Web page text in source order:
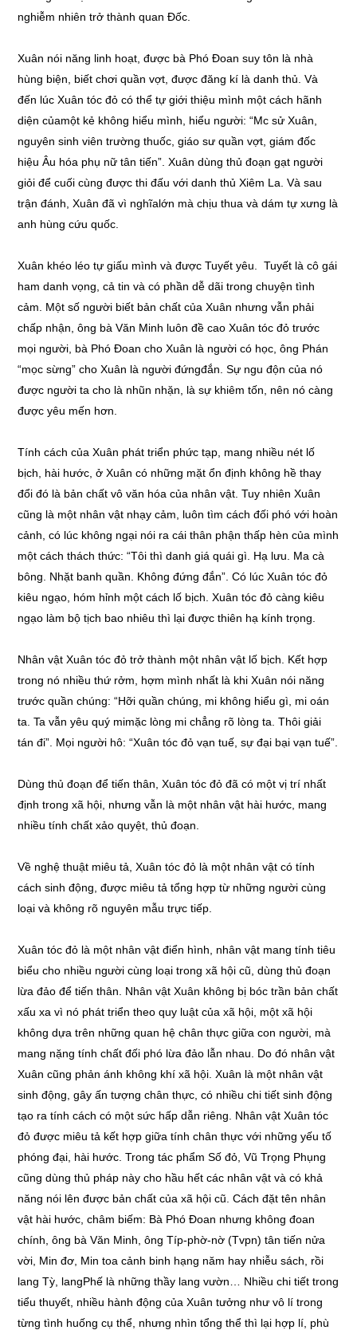
nghiễm nhiên trở thành quan Đốc.
Xuân nói năng linh hoạt, được bà Phó Đoan suy tôn là nhà
hùng biện, biết chơi quần vợt, được đăng kí là danh thủ. Và
đến lúc Xuân tóc đỏ có thể tự giới thiệu mình một cách hãnh
diện củamột kẻ không hiểu mình, hiểu người: “Mc sử Xuân,
nguyên sinh viên trường thuốc, giáo sư quần vợt, giám đốc
hiệu Âu hóa phụ nữ tân tiến”. Xuân dùng thủ đoạn gạt người
giỏi để cuối cùng được thi đấu với danh thủ Xiêm La. Và sau
trận đánh, Xuân đã vì nghĩalớn mà chịu thua và dám tự xưng là
anh hùng cứu quốc.
Xuân khéo léo tự giấu mình và được Tuyết yêu. Tuyết là cô gái
ham danh vọng, cả tin và có phần dễ dãi trong chuyện tình
cảm. Một số người biết bản chất của Xuân nhưng vẫn phải
chấp nhận, ông bà Văn Minh luôn đề cao Xuân tóc đỏ trước
mọi người, bà Phó Đoan cho Xuân là người có học, ông Phán
“mọc sừng” cho Xuân là người đứngđắn. Sự ngu độn của nó
được người ta cho là nhũn nhặn, là sự khiêm tốn, nên nó càng
được yêu mến hơn.
Tính cách của Xuân phát triển phức tạp, mang nhiều nét lố
bịch, hài hước, ở Xuân có những mặt ổn định không hề thay
đổi đó là bản chất vô văn hóa của nhân vật. Tuy nhiên Xuân
cũng là một nhân vật nhạy cảm, luôn tìm cách đối phó với hoàn
cảnh, có lúc không ngại nói ra cái thân phận thấp hèn của mình
một cách thách thức: “Tôi thì danh giá quái gì. Hạ lưu. Ma cà
bông. Nhặt banh quần. Không đứng đắn”. Có lúc Xuân tóc đỏ
kiêu ngạo, hóm hỉnh một cách lố bịch. Xuân tóc đỏ càng kiêu
ngạo làm bộ tịch bao nhiêu thì lại được thiên hạ kính trọng.
Nhân vật Xuân tóc đỏ trở thành một nhân vật lố bịch. Kết hợp
trong nó nhiều thứ rởm, hợm mình nhất là khi Xuân nói năng
trước quần chúng: “Hỡi quần chúng, mi không hiểu gì, mi oán
ta. Ta vẫn yêu quý mimặc lòng mi chẳng rõ lòng ta. Thôi giải
tán đi”. Mọi người hô: “Xuân tóc đỏ vạn tuế, sự đại bại vạn tuế”.
Dùng thủ đoạn để tiến thân, Xuân tóc đỏ đã có một vị trí nhất
định trong xã hội, nhưng vẫn là một nhân vật hài hước, mang
nhiều tính chất xảo quyệt, thủ đoạn.
Về nghệ thuật miêu tả, Xuân tóc đỏ là một nhân vật có tính
cách sinh động, được miêu tả tổng hợp từ những người cùng
loại và không rõ nguyên mẫu trực tiếp.
Xuân tóc đỏ là một nhân vật điển hình, nhân vật mang tính tiêu
biểu cho nhiều người cùng loại trong xã hội cũ, dùng thủ đoạn
lừa đảo để tiến thân. Nhân vật Xuân không bị bóc trần bản chất
xấu xa vì nó phát triển theo quy luật của xã hội, một xã hội
không dựa trên những quan hệ chân thực giữa con người, mà
mang nặng tính chất đối phó lừa đảo lẫn nhau. Do đó nhân vật
Xuân cũng phản ánh không khí xã hội. Xuân là một nhân vật
sinh động, gây ấn tượng chân thực, có nhiều chi tiết sinh động
tạo ra tính cách có một sức hấp dẫn riêng. Nhân vật Xuân tóc
đỏ được miêu tả kết hợp giữa tính chân thực với những yếu tố
phóng đại, hài hước. Trong tác phẩm Số đỏ, Vũ Trọng Phụng
cũng dùng thủ pháp này cho hầu hết các nhân vật và có khả
năng nói lên được bản chất của xã hội cũ. Cách đặt tên nhân
vật hài hước, châm biếm: Bà Phó Đoan nhưng không đoan
chính, ông bà Văn Minh, ông Típ-phờ-nờ (Tvpn) tân tiến nửa
vời, Min đơ, Min toa cảnh binh hạng năm hay nhiễu sách, rồi
lang Tỳ, langPhế là những thầy lang vườn… Nhiều chi tiết trong
tiểu thuyết, nhiều hành động của Xuân tưởng như vô lí trong
từng tình huống cụ thể, nhưng nhìn tổng thể thì lại hợp lí, phù